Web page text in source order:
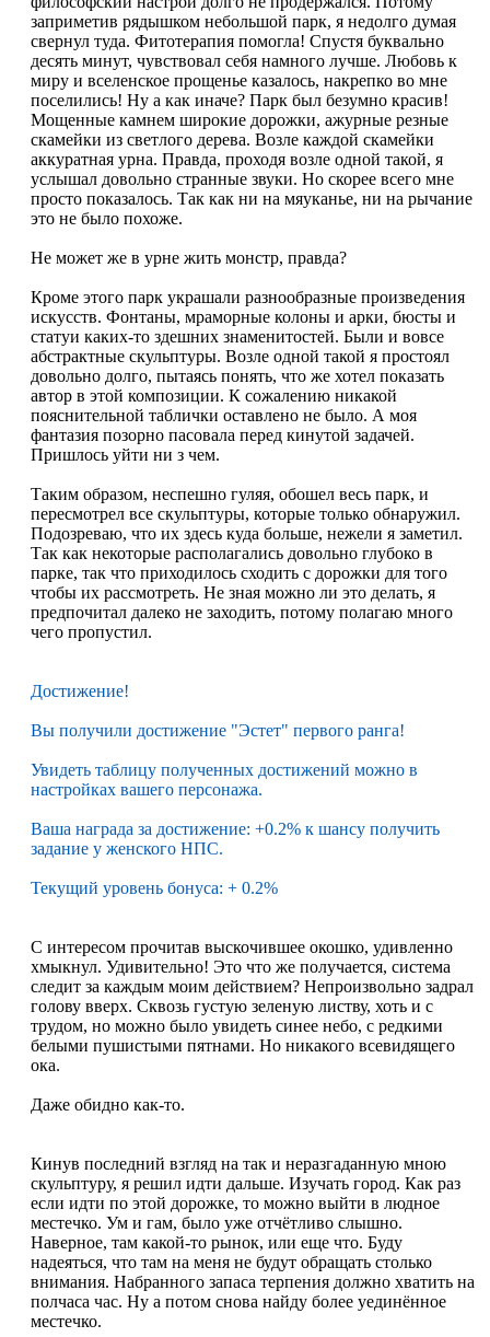
заприметив рядышком небольшой парк, я недолго думая
свернул туда. Фитотерапия помогла! Спустя буквально
десять минут, чувствовал себя намного лучше. Любовь к
миру и вселенское прощенье казалось, накрепко во мне
поселились! Ну а как иначе? Парк был безумно красив!
Мощенные камнем широкие дорожки, ажурные резные
скамейки из светлого дерева. Возле каждой скамейки
аккуратная урна. Правда, проходя возле одной такой, я
услышал довольно странные звуки. Но скорее всего мне
просто показалось. Так как ни на мяуканье, ни на рычание
это не было похоже.
Не может же в урне жить монстр, правда?
Кроме этого парк украшали разнообразные произведения
искусств. Фонтаны, мраморные колоны и арки, бюсты и
статуи каких-то здешних знаменитостей. Были и вовсе
абстрактные скульптуры. Возле одной такой я простоял
довольно долго, пытаясь понять, что же хотел показать
автор в этой композиции. К сожалению никакой
пояснительной таблички оставлено не было. А моя
фантазия позорно пасовала перед кинутой задачей.
Пришлось уйти ни з чем.
Таким образом, неспешно гуляя, обошел весь парк, и
пересмотрел все скульптуры, которые только обнаружил.
Подозреваю, что их здесь куда больше, нежели я заметил.
Так как некоторые располагались довольно глубоко в
парке, так что приходилось сходить с дорожки для того
чтобы их рассмотреть. Не зная можно ли это делать, я
предпочитал далеко не заходить, потому полагаю много
чего пропустил.
Достижение!
Вы получили достижение "Эстет" первого ранга!
Увидеть таблицу полученных достижений можно в
настройках вашего персонажа.
Ваша награда за достижение: +0.2% к шансу получить
задание у женского НПС.
Текущий уровень бонуса: + 0.2%
С интересом прочитав выскочившее окошко, удивленно
хмыкнул. Удивительно! Это что же получается, система
следит за каждым моим действием? Непроизвольно задрал
голову вверх. Сквозь густую зеленую листву, хоть и с
трудом, но можно было увидеть синее небо, с редкими
белыми пушистыми пятнами. Но никакого всевидящего
ока.
Даже обидно как-то.
Кинув последний взгляд на так и неразгаданную мною
скульптуру, я решил идти дальше. Изучать город. Как раз
если идти по этой дорожке, то можно выйти в людное
местечко. Ум и гам, было уже отчётливо слышно.
Наверное, там какой-то рынок, или еще что. Буду
надеяться, что там на меня не будут обращать столько
внимания. Набранного запаса терпения должно хватить на
полчаса час. Ну а потом снова найду более уединённое
местечко.